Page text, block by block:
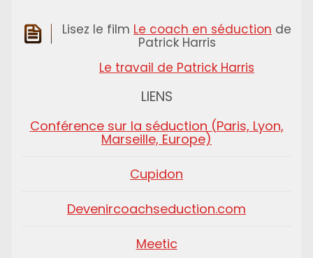
Lisez le film Le coach en séduction de
Patrick Harris
Le travail de Patrick Harris
LIENS
Conférence sur la séduction (Paris, Lyon,
Marseille, Europe)
Cupidon
Devenircoachseduction.com
Meetic